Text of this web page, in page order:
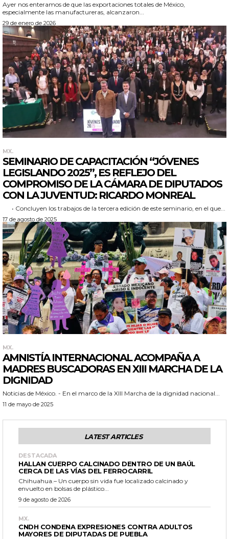
Ayer nos enteramos de que las exportaciones totales de México,
especialmente las manufactureras, alcanzaron...
29 de enero de 2026
MX.
SEMINARIO DE CAPACITACIÓN “JÓVENES
LEGISLANDO 2025”, ES REFLEJO DEL
COMPROMISO DE LA CÁMARA DE DIPUTADOS
CON LA JUVENTUD: RICARDO MONREAL
• Concluyen los trabajos de la tercera edición de este seminario, en el que...
17 de agosto de 2025
MX.
AMNISTÍA INTERNACIONAL ACOMPAÑA A
MADRES BUSCADORAS EN XIII MARCHA DE LA
DIGNIDAD
Noticias de México. - En el marco de la XIII Marcha de la dignidad nacional...
11 de mayo de 2025
LATEST ARTICLES
DESTACADA
HALLAN CUERPO CALCINADO DENTRO DE UN BAÚL
CERCA DE LAS VÍAS DEL FERROCARRIL
Chihuahua.– Un cuerpo sin vida fue localizado calcinado y
envuelto en bolsas de plástico...
9 de agosto de 2026
MX.
CNDH CONDENA EXPRESIONES CONTRA ADULTOS
MAYORES DE DIPUTADAS DE PUEBLA